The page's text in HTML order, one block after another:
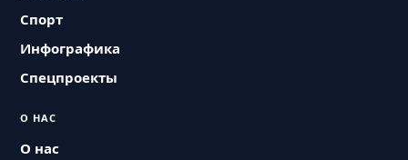
Спорт
Инфографика
Спецпроекты
О НАС
О нас